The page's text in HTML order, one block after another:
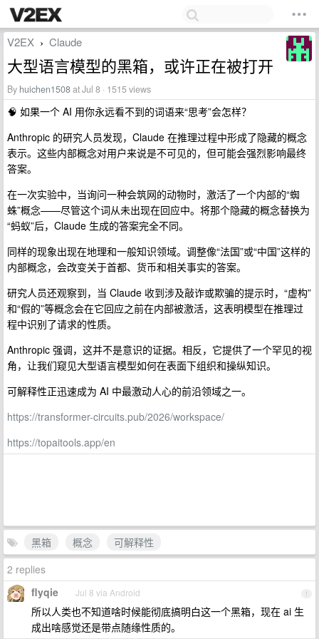
V2EX › Claude
大型语言模型的黑箱，或许正在被打开
By huichen1508at Jul 8 · 1515 views
🧠 如果一个 AI 用你永远看不到的词语来“思考”会怎样？
Anthropic 的研究人员发现，Claude 在推理过程中形成了隐藏的概念
表示。这些内部概念对用户来说是不可见的，但可能会强烈影响最终
答案。
在一次实验中，当询问一种会筑网的动物时，激活了一个内部的“蜘
蛛”概念——尽管这个词从未出现在回应中。将那个隐藏的概念替换为
“蚂蚁”后，Claude 生成的答案完全不同。
同样的现象出现在地理和一般知识领域。调整像“法国”或“中国”这样的
内部概念，会改变关于首都、货币和相关事实的答案。
研究人员还观察到，当 Claude 收到涉及敲诈或欺骗的提示时，“虚构”
和“假的”等概念会在它回应之前在内部被激活，这表明模型在推理过
程中识别了请求的性质。
Anthropic 强调，这并不是意识的证据。相反，它提供了一个罕见的视
角，让我们窥见大型语言模型如何在表面下组织和操纵知识。
可解释性正迅速成为 AI 中最激动人心的前沿领域之一。
https://transformer-circuits.pub/2026/workspace/
https://topaitools.app/en
黑箱 概念
可解释性
2 replies
1
flyqie Jul 8 via Android
所以人类也不知道啥时候能彻底搞明白这一个黑箱，现在 ai 生
成出啥感觉还是带点随缘性质的。